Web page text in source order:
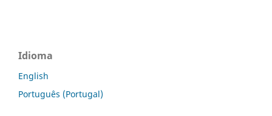
Idioma
English
Português (Portugal)